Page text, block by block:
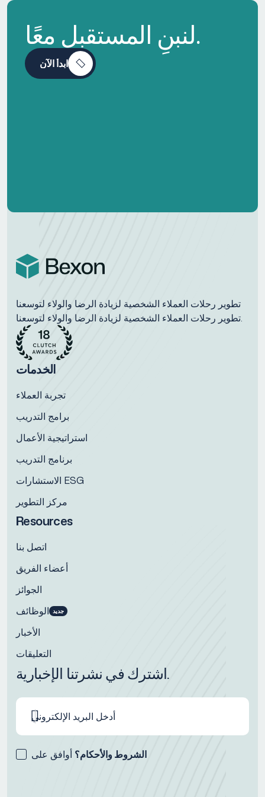
لنبنِ المستقبل معًا.
ابدأ الآن
تطوير رحلات العملاء الشخصية لزيادة الرضا والولاء لتوسعنا
تطوير رحلات العملاء الشخصية لزيادة الرضا والولاء لتوسعنا.
الخدمات
تجربة العملاء
برامج التدريب
استراتيجية الأعمال
برنامج التدريب
الاستشارات ESG
مركز التطوير
Resources
اتصل بنا
أعضاء الفريق
الجوائز
الوظائف جديد
الأخبار
التعليقات
اشترك في نشرتنا الإخبارية.
أوافق على الشروط والأحكام؟